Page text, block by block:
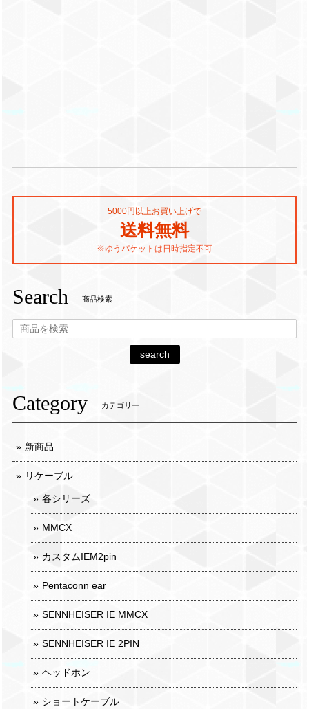
5000円以上お買い上げで
送料無料
※ゆうパケットは日時指定不可
Search 商品検索
search
Category カテゴリー
新商品
リケーブル
各シリーズ
MMCX
カスタムIEM2pin
Pentaconn ear
SENNHEISER IE MMCX
SENNHEISER IE 2PIN
ヘッドホン
ショートケーブル